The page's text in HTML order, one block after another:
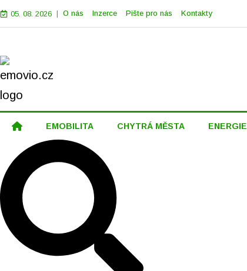
05. 08. 2026 | O nás Inzerce Pište pro nás Kontakty
EMOBILITA CHYTRÁ MĚSTA ENERGIE